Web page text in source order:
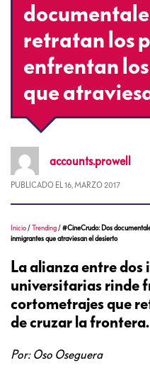
retratan los
enfrentan
que
accounts.prowell
PUBLICADO EL 16, MARZO 2017
Inicio /Trending /#CineCrudo: Dos
inmigrantes que atraviesan el desierto
La alianza entre
universitarias rinde
cortometrajes que
de cruzar la frontera.
Por: Oso Oseguera